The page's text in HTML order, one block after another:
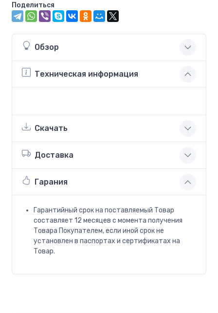
Поделиться
Обзор
Техническая информация
Скачать
Доставка
Гарания
Гарантийный срок на поставляемый Товар
составляет 12 месяцев с момента получения
Товара Покупателем, если иной срок не
установлен в паспортах и сертификатах на
Товар.